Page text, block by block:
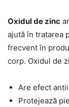
Oxidul de zinc
ajută în tratarea
frecvent în
corp. Oxidul de
Are efect
Protejează